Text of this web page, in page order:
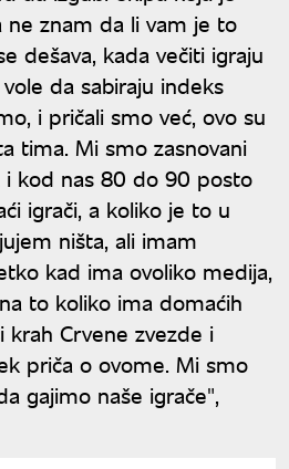
ne znam da li vam je to
dešava, kada večiti igraju
da sabiraju indeks
i pričali smo već, ovo su
tima. Mi smo zasnovani
i kod nas 80 do 90 posto
igrači, a koliko je to u
ništa, ali imam
kad ima ovoliko medija,
to koliko ima domaćih
krah Crvene zvezde i
priča o ovome. Mi smo
gajimo naše igrače",